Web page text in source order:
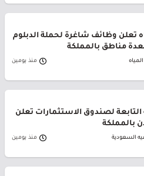
تعلن وظائف شاغرة لحملة الدبلوم
مناطق بالمملكة
منذ يومين
التابعة لصندوق الاستثمارات تعلن
بالمملكة
السعودية منذ يومين